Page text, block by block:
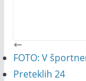
FOTO: V
Preteklih 24